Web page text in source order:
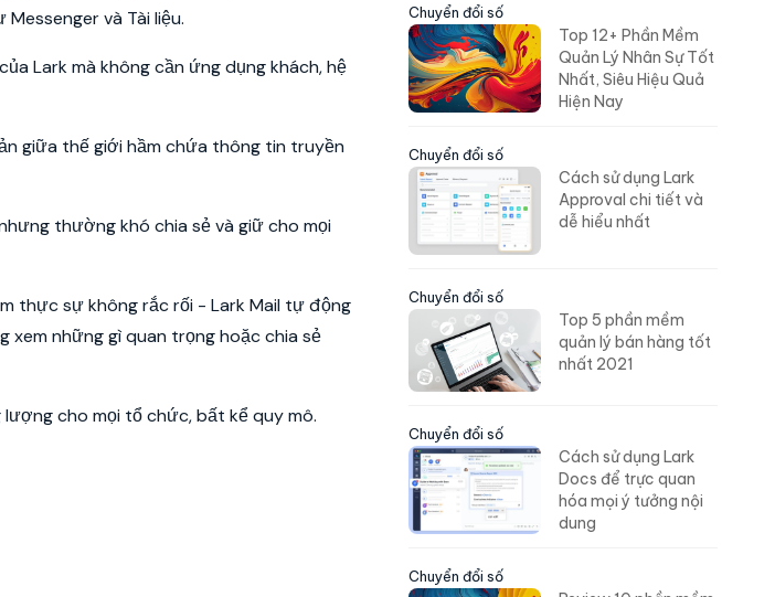
và Tài liệu.
Lark mà không cần ứng dụng khách, hệ
giữa thế giới hầm chứa thông tin truyền
thường khó chia sẻ và giữ cho mọi
thực sự không rắc rối - Lark Mail tự động
những gì quan trọng hoặc chia sẻ
cho mọi tổ chức, bất kể quy mô.
Chuyển đổi số
Top 12+ Phần Mềm
Quản Lý Nhân Sự Tốt
Nhất, Siêu Hiệu Quả
Hiện Nay
Chuyển đổi số
Cách sử dụng Lark
Approval chi tiết và
dễ hiểu nhất
Chuyển đổi số
Top 5 phần mềm
quản lý bán hàng tốt
nhất 2021
Chuyển đổi số
Cách sử dụng Lark
Docs để trực quan
hóa mọi ý tưởng nội
dung
Chuyển đổi số